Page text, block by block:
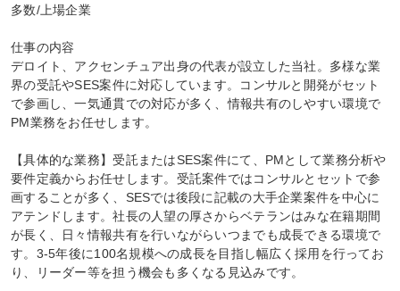
多数/上場企業
仕事の内容
デロイト、アクセンチュア出身の代表が設立した当社。多様な業
界の受託やSES案件に対応しています。コンサルと開発がセット
で参画し、一気通貫での対応が多く、情報共有のしやすい環境で
PM業務をお任せします。
【具体的な業務】受託またはSES案件にて、PMとして業務分析や
要件定義からお任せします。受託案件ではコンサルとセットで参
画することが多く、SESでは後段に記載の大手企業案件を中心に
アテンドします。社長の人望の厚さからベテランはみな在籍期間
が長く、日々情報共有を行いながらいつまでも成長できる環境で
す。3-5年後に100名規模への成長を目指し幅広く採用を行ってお
り、リーダー等を担う機会も多くなる見込みです。